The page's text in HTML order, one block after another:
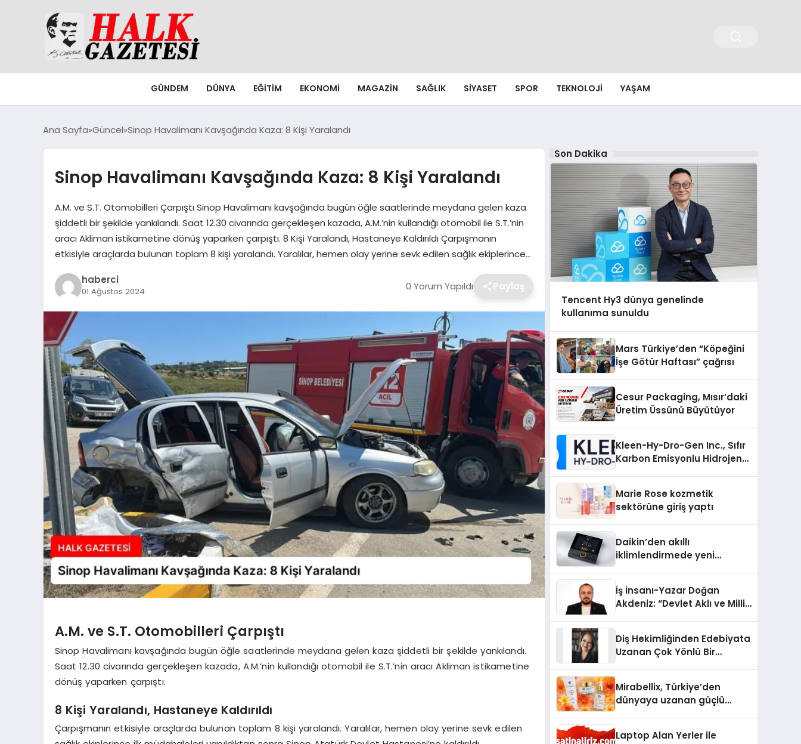
GÜNDEM DÜNYA EĞITIM EKONOMI MAGAZIN SAĞLIK SIYASET SPOR TEKNOLOJI YAŞAM
Ana Sayfa Güncel Sinop Havalimanı Kavşağında Kaza: 8 Kişi Yaralandı
Sinop Havalimanı Kavşağında Kaza: 8 Kişi Yaralandı
A.M. ve S.T. Otomobilleri Çarpıştı Sinop Havalimanı kavşağında bugün öğle saatlerinde meydana gelen kaza
şiddetli bir şekilde yankılandı. Saat 12.30 civarında gerçekleşen kazada, A.M.’nin kullandığı otomobil ile S.T.’nin
aracı Akliman istikametine dönüş yaparken çarpıştı. 8 Kişi Yaralandı, Hastaneye Kaldırıldı Çarpışmanın
etkisiyle araçlarda bulunan toplam 8 kişi yaralandı. Yaralılar, hemen olay yerine sevk edilen sağlık ekiplerince…
haberci
01 Ağustos 2024 0 Yorum Yapıldı Paylaş
A.M. ve S.T. Otomobilleri Çarpıştı
Sinop Havalimanı kavşağında bugün öğle saatlerinde meydana gelen kaza şiddetli bir şekilde yankılandı.
Saat 12.30 civarında gerçekleşen kazada, A.M.’nin kullandığı otomobil ile S.T.’nin aracı Akliman istikametine
dönüş yaparken çarpıştı.
8 Kişi Yaralandı, Hastaneye Kaldırıldı
Çarpışmanın etkisiyle araçlarda bulunan toplam 8 kişi yaralandı. Yaralılar, hemen olay yerine sevk edilen
Son Dakika
Tencent Hy3 dünya genelinde
kullanıma sunuldu
Mars Türkiye’den “Köpeğini
İşe Götür Haftası” çağrısı
Cesur Packaging, Mısır’daki
Üretim Üssünü Büyütüyor
Kleen-Hy-Dro-Gen Inc., Sıfır
Karbon Emisyonlu Hidrojen
Aldı
Marie Rose kozmetik
sektörüne giriş yaptı
Daikin’den akıllı
iklimlendirmede yeni
İş İnsanı-Yazar Doğan
Akdeniz: “Devlet Aklı ve Milli
Diş Hekimliğinden Edebiyata
Uzanan Çok Yönlü Bir
Mirabellix, Türkiye’den
dünyaya uzanan güçlü
Laptop Alan Yerler ile